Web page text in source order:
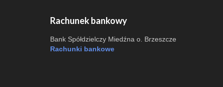
Rachunek bankowy
Bank Spółdzielczy Miedźna o. Brzeszcze
Rachunki bankowe